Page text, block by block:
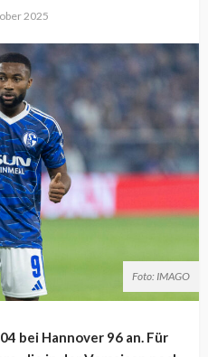
2025
Foto: IMAGO
bei Hannover 96 an. Für